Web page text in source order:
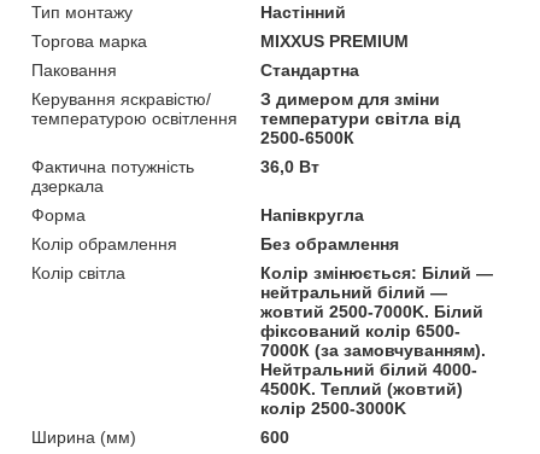
Тип монтажу
Настінний
Торгова марка
MIXXUS PREMIUM
Паковання
Стандартна
Керування яскравістю/
температурою освітлення
З димером для зміни
температури світла від
2500-6500К
Фактична потужність
дзеркала
36,0 Вт
Форма
Напівкругла
Колір обрамлення
Без обрамлення
Колір світла
Колір змінюється: Білий —
нейтральний білий —
жовтий 2500-7000K. Білий
фіксований колір 6500-
7000К (за замовчуванням).
Нейтральний білий 4000-
4500K. Теплий (жовтий)
колір 2500-3000K
Ширина (мм)
600